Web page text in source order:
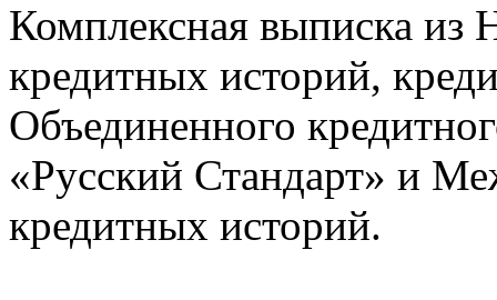
Комплексная выписка из
кредитных историй,
Объединенного
«Русский Стандарт» и
кредитных историй.